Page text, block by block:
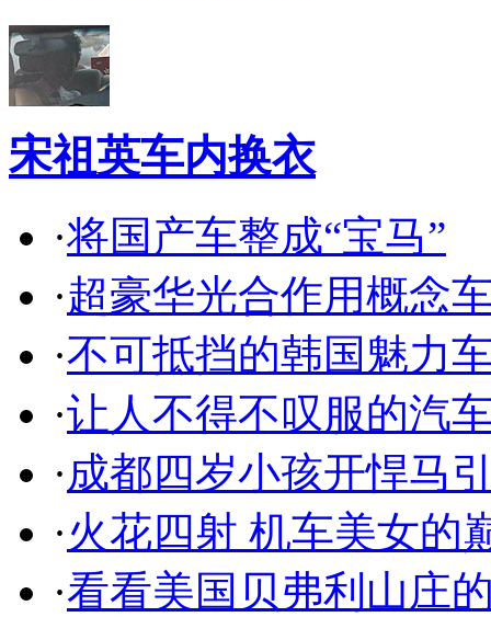
宋祖英车内换衣
·将国产车整成“宝马”
·超豪华光合作用概念
·不可抵挡的韩国魅力
·让人不得不叹服的汽
·成都四岁小孩开悍马
·火花四射 机车美女的
·看看美国贝弗利山庄